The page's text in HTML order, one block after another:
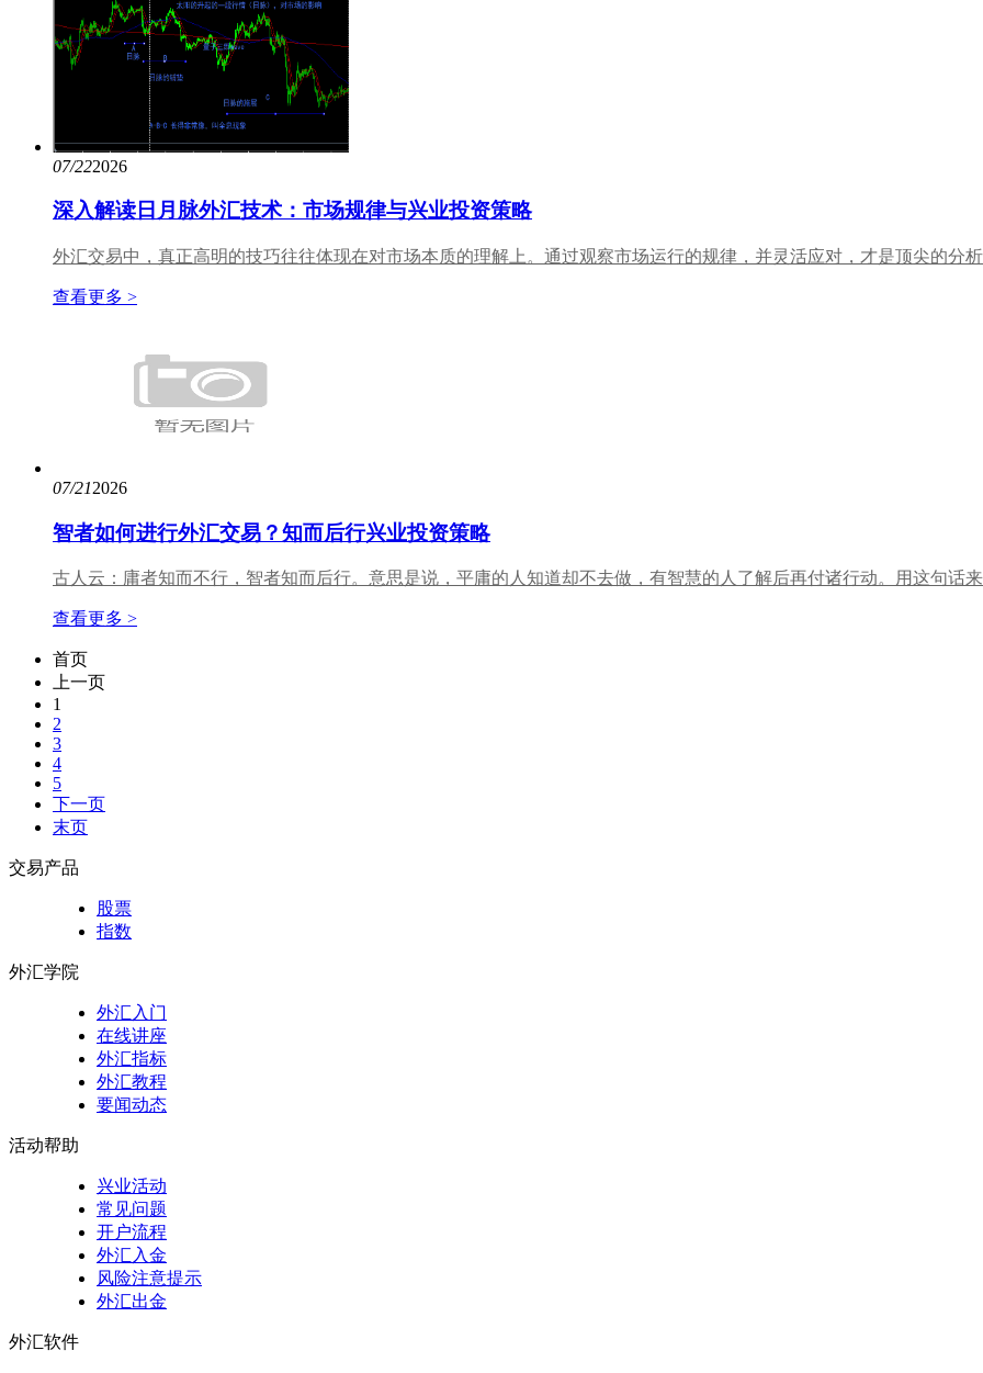
07/222026
深入解读日月脉外汇技术：市场规律与兴业投资策略
外汇交易中，真正高明的技巧往往体现在对市场本质的理解上。通过观察市场运行的规律，并灵活应对，才是顶尖的分
查看更多 >
07/212026
智者如何进行外汇交易？知而后行兴业投资策略
古人云：庸者知而不行，智者知而后行。意思是说，平庸的人知道却不去做，有智慧的人了解后再付诸行动。用这句话
查看更多 >
首页
上一页
1
2
3
4
5
下一页
末页
交易产品
股票
指数
外汇学院
外汇入门
在线讲座
外汇指标
外汇教程
要闻动态
活动帮助
兴业活动
常见问题
开户流程
外汇入金
风险注意提示
外汇出金
外汇软件